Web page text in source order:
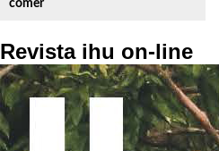
comer
Revista ihu on-line